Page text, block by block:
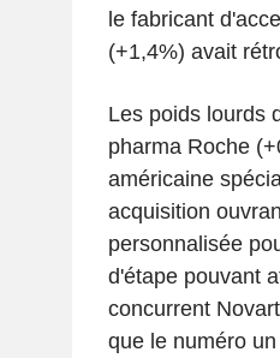
le fabricant
(+1,4%) avait
Les poids lourds
pharma Roche
américaine
acquisition
personnalisée
d'étape pouvant
concurrent
que le numéro